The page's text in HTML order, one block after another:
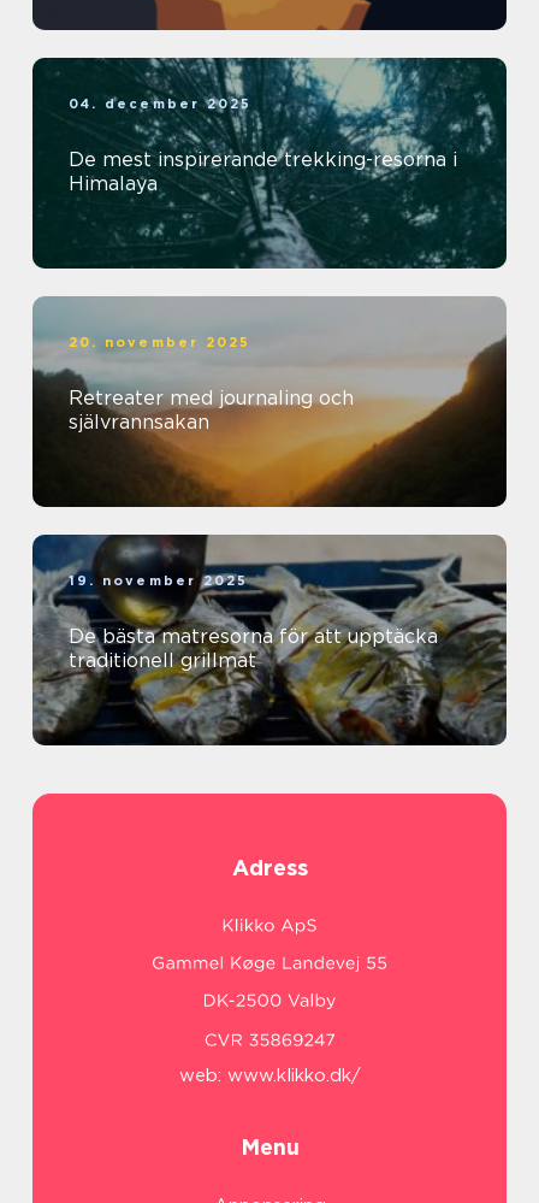
04. december 2025
De mest inspirerande trekking-resorna i
Himalaya
20. november 2025
Retreater med journaling och
självrannsakan
19. november 2025
De bästa matresorna för att upptäcka
traditionell grillmat
Adress
web: www.klikko.dk/
Menu